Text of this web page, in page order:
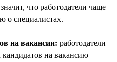
что работодатели чаще
о специалистах.
на вакансии: работодатели
на вакансию —